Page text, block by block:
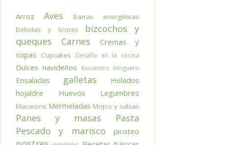
Arroz Aves
Barras energéticas
Bebidas y licores
bizcochos y
queques
Carnes
Cremas y
sopas
Cupcakes Desafío en la cocina
Dulces navideños Encuentro bloguero
Ensaladas galletas
Helados
hojaldre
Huevos Legumbres
Macarons Mermeladas Mojos y salsas
Panes y masas
Pasta
Pescado y marisco
picoteo